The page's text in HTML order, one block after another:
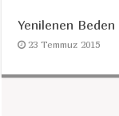
Yenilenen Beden
23 Temmuz 2015